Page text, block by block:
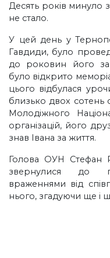
Десять років минуло
не стало.
У цей день у
Гавдиди, було
до роковин його
було відкрито
цього відбулася
близько двох сотень
Молодіжного
організацій, його
знав Івана за життя.
Голова ОУН Стефан
звернулися до
враженнями від
нього, згадуючи ще і